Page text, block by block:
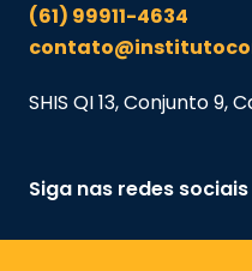
(61) 99911-4634
SHIS QI 13, Conjunto 9,
Siga nas redes sociais